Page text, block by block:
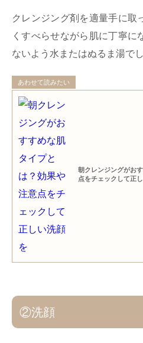
クレンジング剤を適量手に取
くすべらせながら肌に丁寧に
ないよう水またはぬるま湯で
あわせて読みたい
朝クレンジングがお
点をチェックして正
②洗顔